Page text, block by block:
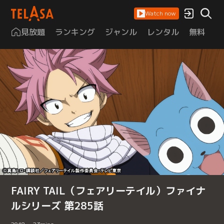
Watch now
見放題 ランキング ジャンル レンタル 無料
FAIRY TAIL（フェアリーテイル）ファイナ
ルシリーズ 第285話